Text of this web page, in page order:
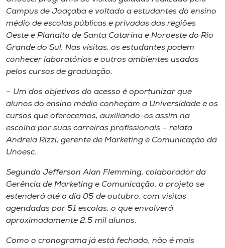
Museu
Unoesc
Store
Selecione
o idioma
Campus de Joaçaba e voltado a estudantes do ensino
médio de escolas públicas e privadas das regiões
Oeste e Planalto de Santa Catarina e Noroeste do Rio
Grande do Sul. Nas visitas, os estudantes podem
conhecer laboratórios e outros ambientes usados
pelos cursos de graduação.
– Um dos objetivos do acesso é oportunizar que
alunos do ensino médio conheçam a Universidade e os
cursos que oferecemos, auxiliando-os assim na
escolha por suas carreiras profissionais – relata
Andreia Rizzi, gerente de Marketing e Comunicação da
Unoesc.
Segundo Jefferson Alan Flemming, colaborador da
Gerência de Marketing e Comunicação, o projeto se
estenderá até o dia 05 de outubro, com visitas
agendadas por 51 escolas, o que envolverá
aproximadamente 2,5 mil alunos.
Como o cronograma já está fechado, não é mais